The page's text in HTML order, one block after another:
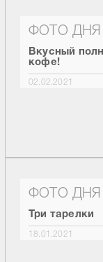
ФОТО ДНЯ
Вкусный
кофе!
02.02.2021
ФОТО ДНЯ
Три тарелки
18.01.2021